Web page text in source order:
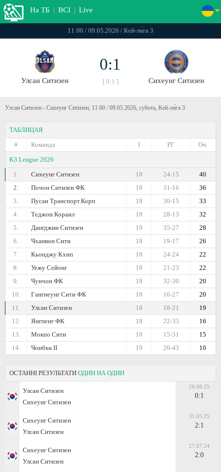
На ТБ | ВСІ | Live
11:00 / 09.05.2026 / Кей-ли́га 3
Улсан Ситизен
0:1
[ 0:1 ] Сихеунг Ситизен
Улсан Ситизен - Сихеунг Ситизен, 11:00 / 09.05.2026, субота, Кей-ли́га 3
ТАБЛИЦАЯ
#
Команда Оч.
РГ
I
K3 League 2026
1.
Сихеунг Ситизен 40
24-15
18
2.
Почон Ситизен ФК 36
31-16
18
3.
Пусан Транспорт.Корп 33
30-15
18
4.
Теджон Кораил 32
28-13
18
5.
Дангджин Ситизен 28
35-27
19
6.
Чханвон Сити 26
19-17
18
7.
Кьонджу Кхнп 22
24-24
18
8.
Уежу Сейонг 22
21-23
18
9.
Чунчон ФК 20
32-30
18
10.
Гангнеунг Сити ФК 20
16-27
18
11.
Улсан Ситизен 19
18-21
18
12.
Янгпенг ФК 16
22-33
18
13.
Мокпо Сити 15
15-31
18
14.
Чонбък II 10
20-43
19
ОСТАННІ РЕЗУЛЬТАТИ ОДИН НА ОДИН
Улсан Ситизен
Сихеунг Ситизен
26.09.25
0:1
Сихеунг Ситизен
Улсан Ситизен
31.05.25
2:1
Сихеунг Ситизен
Улсан Ситизен
27.07.24
2:0